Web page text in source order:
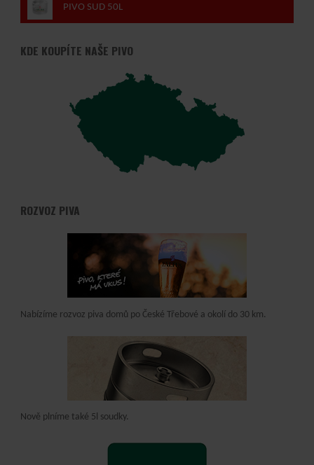
PIVO SUD 50L
KDE KOUPÍTE NAŠE PIVO
ROZVOZ PIVA
Nabízíme rozvoz piva domů po České Třebové a okolí do 30 km.
Nově plníme také 5l soudky.